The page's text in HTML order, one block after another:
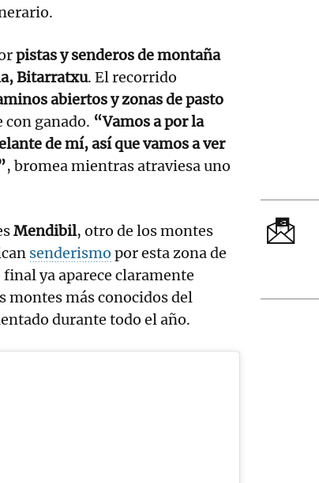
pistas y senderos de montaña
Bitarratxu. El recorrido
abiertos y zonas de pasto
ganado. “Vamos a por la
de mí, así que vamos a ver
, bromea mientras atraviesa uno
Mendibil, otro de los montes
senderismo por esta zona de
ya aparece claramente
montes más conocidos del
durante todo el año.